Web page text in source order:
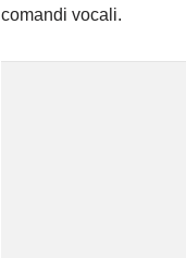
comandi vocali.